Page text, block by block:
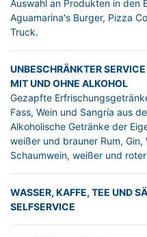
Auswahl an Produkten in den
Aguamarina's Burger, Pizza
Truck.
UNBESCHRÄNKTER
MIT UND OHNE ALKOHOL
Gezapfte
Fass, Wein und Sangría aus
Alkoholische Getränke der
weißer und brauner Rum, Gin,
Schaumwein, weißer und
WASSER, KAFFE, TEE UND
SELFSERVICE